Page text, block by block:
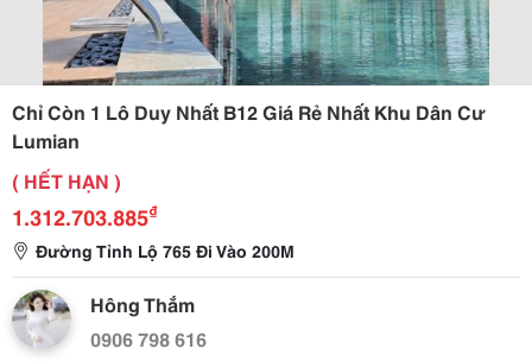
Chỉ Còn 1 Lô Duy Nhất B12 Giá Rẻ Nhất Khu Dân Cư
Lumian
( HẾT HẠN )
1.312.703.885₫
Đường Tỉnh Lộ 765 Đi Vào 200M
Hông Thắm
0906 798 616